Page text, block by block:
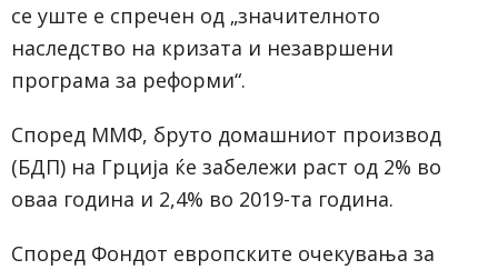
се уште е спречен од „значителното
наследство на кризата и незавршени
програма за реформи“.
Според ММФ, бруто домашниот производ
(БДП) на Грција ќе забележи раст од 2% во
оваа година и 2,4% во 2019-та година.
Според Фондот европските очекувања за